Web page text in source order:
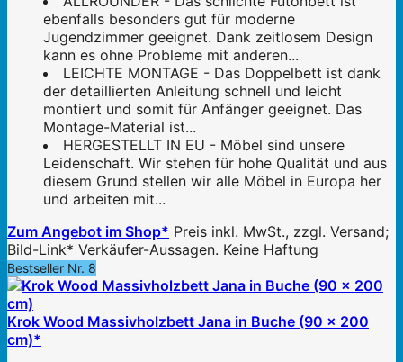
ebenfalls besonders gut für moderne
Jugendzimmer geeignet. Dank zeitlosem Design
kann es ohne Probleme mit anderen...
LEICHTE MONTAGE - Das Doppelbett ist dank
der detaillierten Anleitung schnell und leicht
montiert und somit für Anfänger geeignet. Das
Montage-Material ist...
HERGESTELLT IN EU - Möbel sind unsere
Leidenschaft. Wir stehen für hohe Qualität und aus
diesem Grund stellen wir alle Möbel in Europa her
und arbeiten mit...
Zum Angebot im Shop* Preis inkl. MwSt., zzgl. Versand;
Bild-Link* Verkäufer-Aussagen. Keine Haftung
Bestseller Nr. 8
Krok Wood Massivholzbett Jana in Buche (90 x 200
cm)*